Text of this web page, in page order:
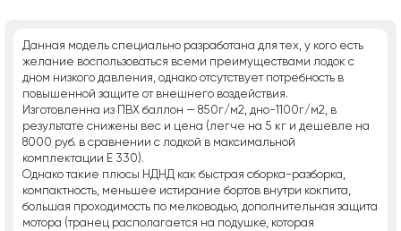
Данная модель специально разработана для тех, у кого есть
желание воспользоваться всеми преимуществами лодок с
дном низкого давления, однако отсутствует потребность в
повышенной защите от внешнего воздействия.
Изготовленна из ПВХ баллон — 850г/м2, дно-1100г/м2, в
результате снижены вес и цена (легче на 5 кг и дешевле на
8000 руб. в сравнении с лодкой в максимальной
комплектации E 330).
Однако такие плюсы НДНД как быстрая сборка-разборка,
компактность, меньшее истирание бортов внутри кокпита,
большая проходимость по мелководью, дополнительная защита
мотора (транец располагается на подушке, которая